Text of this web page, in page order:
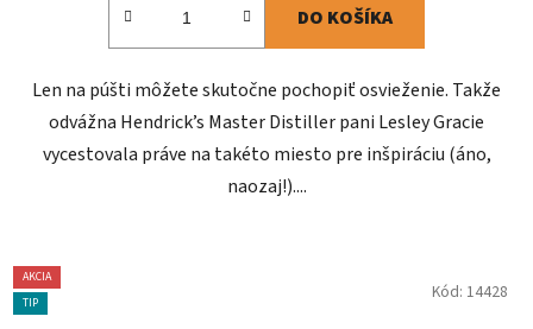
DO KOŠÍKA
Len na púšti môžete skutočne pochopiť osvieženie. Takže
odvážna Hendrick’s Master Distiller pani Lesley Gracie
vycestovala práve na takéto miesto pre inšpiráciu (áno,
naozaj!)....
AKCIA
TIP
Kód: 14428